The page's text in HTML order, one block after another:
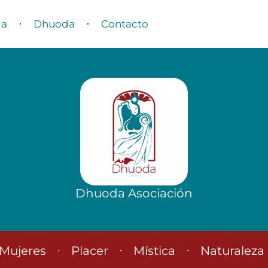
Dhuoda Contacto
Dhuoda Asociación
Mujeres Placer Mística Naturaleza